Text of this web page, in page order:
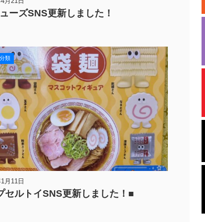
ーズSNS更新しました！
類
月11日
セルトイSNS更新しました！■